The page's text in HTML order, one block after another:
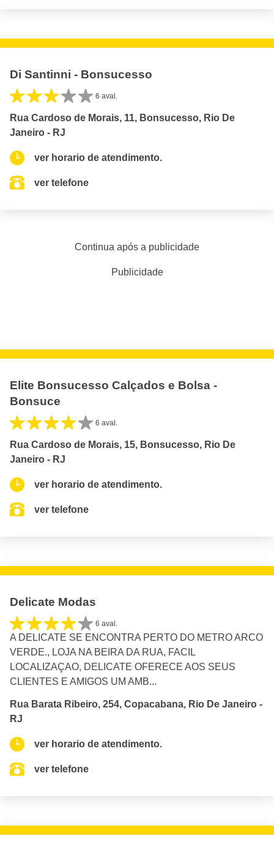
Di Santinni - Bonsucesso
6 aval.
Rua Cardoso de Morais, 11, Bonsucesso, Rio De
Janeiro - RJ
ver horario de atendimento.
ver telefone
Continua após a publicidade
Publicidade
Elite Bonsucesso Calçados e Bolsa -
Bonsuce
6 aval.
Rua Cardoso de Morais, 15, Bonsucesso, Rio De
Janeiro - RJ
ver horario de atendimento.
ver telefone
Delicate Modas
6 aval.
A DELICATE SE ENCONTRA PERTO DO METRO ARCO
VERDE., LOJA NA BEIRA DA RUA, FACIL
LOCALIZAÇAO, DELICATE OFERECE AOS SEUS
CLIENTES E AMIGOS UM AMB...
Rua Barata Ribeiro, 254, Copacabana, Rio De Janeiro -
RJ
ver horario de atendimento.
ver telefone